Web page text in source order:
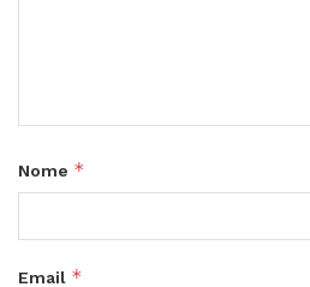
Nome *
Email *